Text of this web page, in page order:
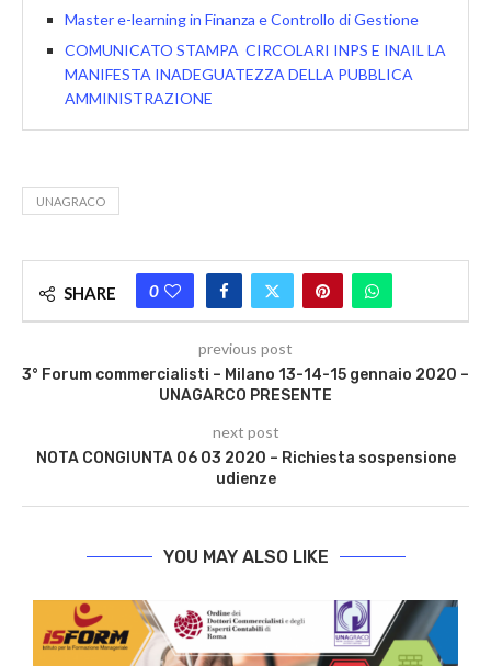
Master e-learning in Finanza e Controllo di Gestione
COMUNICATO STAMPA CIRCOLARI INPS E INAIL LA
MANIFESTA INADEGUATEZZA DELLA PUBBLICA
AMMINISTRAZIONE
UNAGRACO
SHARE 0
previous post
3° Forum commercialisti – Milano 13-14-15 gennaio 2020 –
UNAGARCO PRESENTE
next post
NOTA CONGIUNTA 06 03 2020 – Richiesta sospensione
udienze
YOU MAY ALSO LIKE